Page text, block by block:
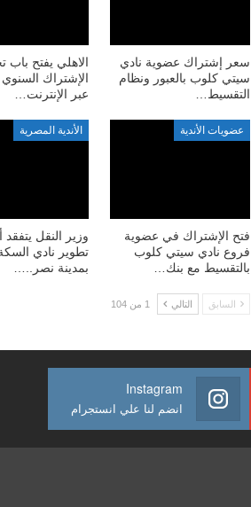
سعر إشتراك عضوية نادي
سيتي كلوب بالعبور ونظام
التقسيط…
الاهلي يفتح باب
الإشتراك السنوي
عبر الإنترنت…
عضويات الأندية
فتح الإشتراك في عضوية
فروع نادي سيتي كلوب
بالتقسيط مع بنك…
الأندية المصرية
وزير النقل يتفقد
تطوير نادي
بمدينة نصر..…
السابق التالي 1 من 104
Instagram
انضم لنا علي انستجرام